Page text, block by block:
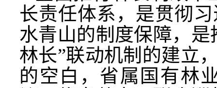
长责任体系，是贯彻
水青山的制度保障，
林长”联动机制的建立
的空白，省属国有林